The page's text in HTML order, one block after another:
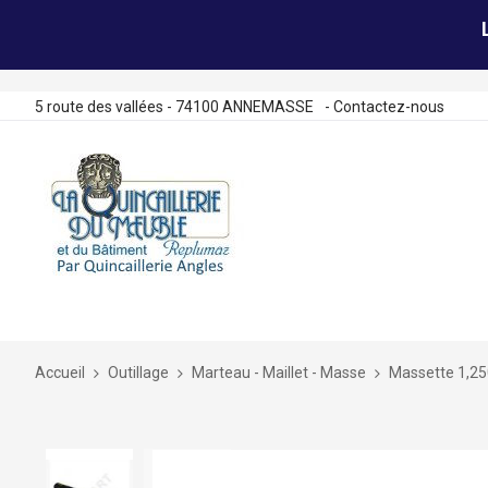
5 route des vallées - 74100 ANNEMASSE - Contactez-nous
Accueil Outillage Marteau - Maillet - Masse Massette